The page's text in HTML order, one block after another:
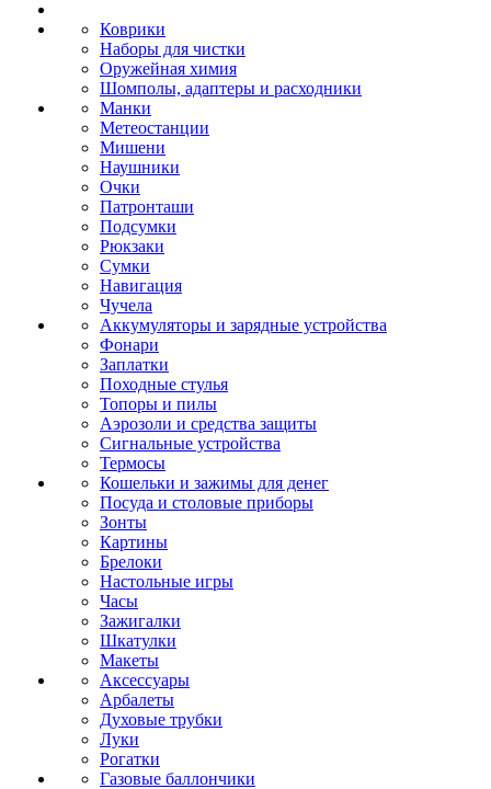
Коврики
Наборы для чистки
Оружейная химия
Шомполы, адаптеры и расходники
Манки
Метеостанции
Мишени
Наушники
Очки
Патронташи
Подсумки
Рюкзаки
Сумки
Навигация
Чучела
Аккумуляторы и зарядные устройства
Фонари
Заплатки
Походные стулья
Топоры и пилы
Аэрозоли и средства защиты
Сигнальные устройства
Термосы
Кошельки и зажимы для денег
Посуда и столовые приборы
Зонты
Картины
Брелоки
Настольные игры
Часы
Зажигалки
Шкатулки
Макеты
Аксессуары
Арбалеты
Духовые трубки
Луки
Рогатки
Газовые баллончики